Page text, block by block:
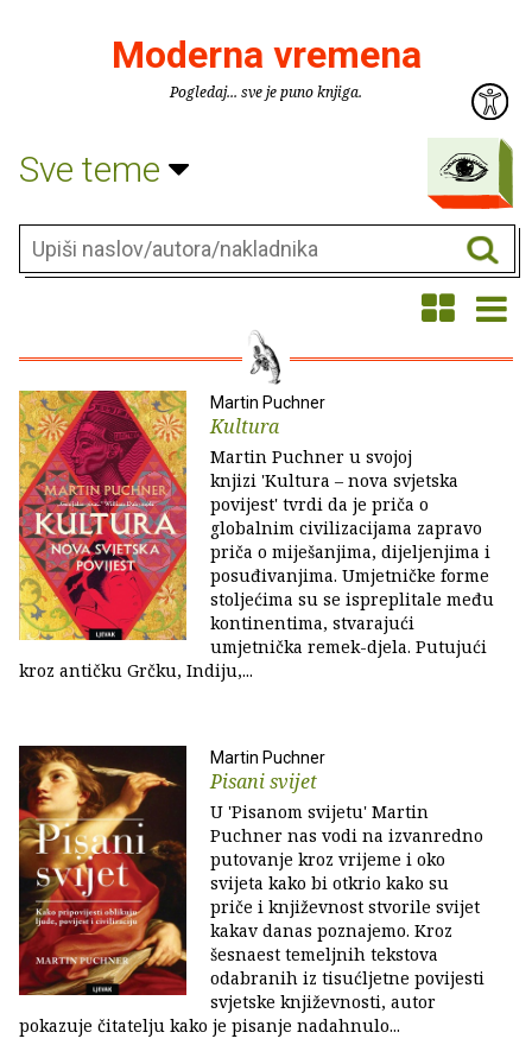
Moderna vremena
Pogledaj... sve je puno knjiga.
Sve teme
Martin Puchner
Kultura
Martin Puchner u svojoj
knjizi 'Kultura – nova svjetska
povijest' tvrdi da je priča o
globalnim civilizacijama zapravo
priča o miješanjima, dijeljenjima i
posuđivanjima. Umjetničke forme
stoljećima su se ispreplitale među
kontinentima, stvarajući
umjetnička remek-djela. Putujući
kroz antičku Grčku, Indiju,...
Martin Puchner
Pisani svijet
U 'Pisanom svijetu' Martin
Puchner nas vodi na izvanredno
putovanje kroz vrijeme i oko
svijeta kako bi otkrio kako su
priče i književnost stvorile svijet
kakav danas poznajemo. Kroz
šesnaest temeljnih tekstova
odabranih iz tisućljetne povijesti
svjetske književnosti, autor
pokazuje čitatelju kako je pisanje nadahnulo...